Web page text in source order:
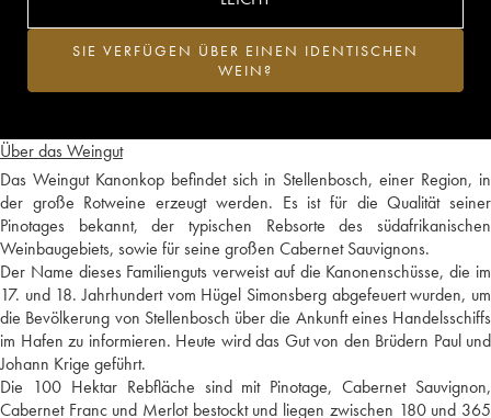
Über das Weingut
Das Weingut Kanonkop befindet sich in Stellenbosch, einer Region, in
der große Rotweine erzeugt werden. Es ist für die Qualität seiner
Pinotages bekannt, der typischen Rebsorte des südafrikanischen
Weinbaugebiets, sowie für seine großen Cabernet Sauvignons.
Der Name dieses Familienguts verweist auf die Kanonenschüsse, die im
17. und 18. Jahrhundert vom Hügel Simonsberg abgefeuert wurden, um
die Bevölkerung von Stellenbosch über die Ankunft eines Handelsschiffs
im Hafen zu informieren. Heute wird das Gut von den Brüdern Paul und
Johann Krige geführt.
Die 100 Hektar Rebfläche sind mit Pinotage, Cabernet Sauvignon,
Cabernet Franc und Merlot bestockt und liegen zwischen 180 und 365
SIE VERFÜGEN ÜBER EINEN IDENTISCHEN
WEIN?